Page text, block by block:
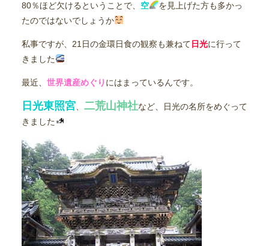
80％ほど欠けるということで、 空
を見上げた方も多かっ
たのではないでしょうか
私事ですが、21日の金環日食の観察も兼ねて 日光に行って
きました
最近、 世界遺産めぐり にはまっているんです。
日光東照宮、 二荒山神社など、日光の名所をめぐって
きました